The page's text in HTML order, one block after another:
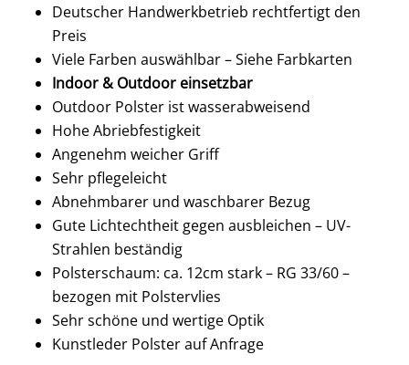
Deutscher Handwerkbetrieb rechtfertigt den
Preis
Viele Farben auswählbar – Siehe Farbkarten
Indoor & Outdoor einsetzbar
Outdoor Polster ist wasserabweisend
Hohe Abriebfestigkeit
Angenehm weicher Griff
Sehr pflegeleicht
Abnehmbarer und waschbarer Bezug
Gute Lichtechtheit gegen ausbleichen – UV-
Strahlen beständig
Polsterschaum: ca. 12cm stark – RG 33/60 –
bezogen mit Polstervlies
Sehr schöne und wertige Optik
Kunstleder Polster auf Anfrage